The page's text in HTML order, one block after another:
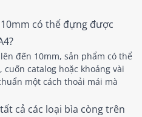
có thể đựng được
đến 10mm, sản phẩm có thể
catalog hoặc khoảng vài
một cách thoải mái mà
cả các loại bìa còng trên